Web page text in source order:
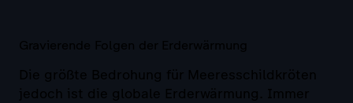
Gravierende Folgen der Erderwärmung
Die größte Bedrohung für Meeresschildkröten
jedoch ist die globale Erderwärmung. Immer